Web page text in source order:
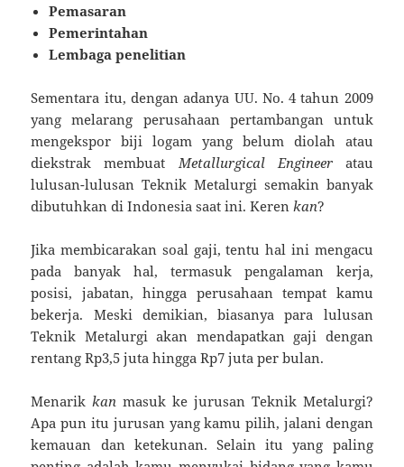
Pemasaran
Pemerintahan
Lembaga penelitian
Sementara itu, dengan adanya UU. No. 4 tahun 2009
yang melarang perusahaan pertambangan untuk
mengekspor biji logam yang belum diolah atau
diekstrak membuatMetallurgical Engineeratau
lulusan-lulusan Teknik Metalurgi semakin banyak
dibutuhkan di Indonesia saat ini. Kerenkan?
Jika membicarakan soal gaji, tentu hal ini mengacu
pada banyak hal, termasuk pengalaman kerja,
posisi, jabatan, hingga perusahaan tempat kamu
bekerja. Meski demikian, biasanya para lulusan
Teknik Metalurgi akan mendapatkan gaji dengan
rentang Rp3,5 juta hingga Rp7 juta per bulan.
Menarikkanmasuk ke jurusan Teknik Metalurgi?
Apa pun itu jurusan yang kamu pilih, jalani dengan
kemauan dan ketekunan. Selain itu yang paling